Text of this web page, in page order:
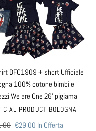
BFC1909 + short Ufficiale
100% cotone bimbi e
We are One 26’ pigiama
PRODUCT BOLOGNA
Prezzo
€29,00 In Offerta